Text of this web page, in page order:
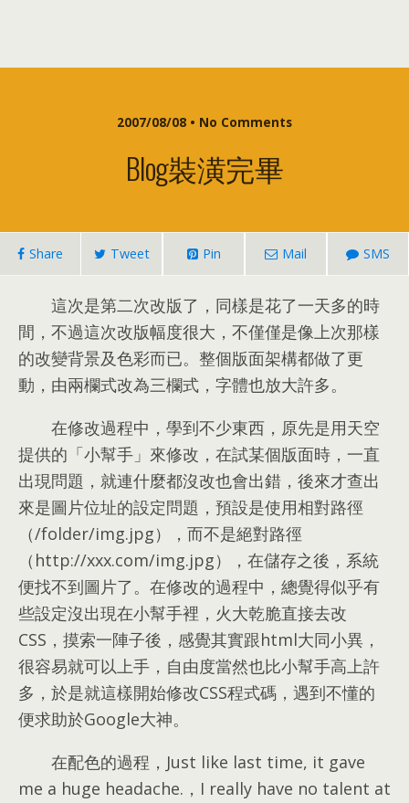
2007/08/08 • No Comments
Blog裝潢完畢
Share Tweet Pin Mail SMS
這次是第二次改版了，同樣是花了一天多的時
間，不過這次改版幅度很大，不僅僅是像上次那樣
的改變背景及色彩而已。整個版面架構都做了更
動，由兩欄式改為三欄式，字體也放大許多。
在修改過程中，學到不少東西，原先是用天空
提供的「小幫手」來修改，在試某個版面時，一直
出現問題，就連什麼都沒改也會出錯，後來才查出
來是圖片位址的設定問題，預設是使用相對路徑
（/folder/img.jpg），而不是絕對路徑
（http://xxx.com/img.jpg），在儲存之後，系統
便找不到圖片了。 在修改的過程中 ， 總覺得似乎有
些設定沒出現在小幫手裡 ， 火大乾脆直接去改
CSS ， 摸索一陣子後 ， 感覺其實跟html大同小異 ，
很容易就可以上手 ， 自由度當然也比小幫手高上許
多 ， 於是就這樣開始修改CSS程式碼 ， 遇到不懂的
便求助於Google大神。
在配色的過程 ，Just like last time, it gave
me a huge headache.，I really have no talent at